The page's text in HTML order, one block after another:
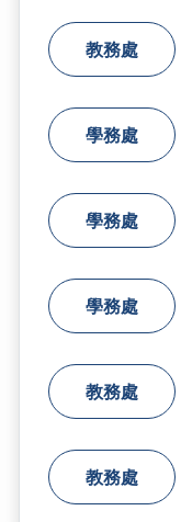
教務處
學務處
學務處
學務處
教務處
教務處